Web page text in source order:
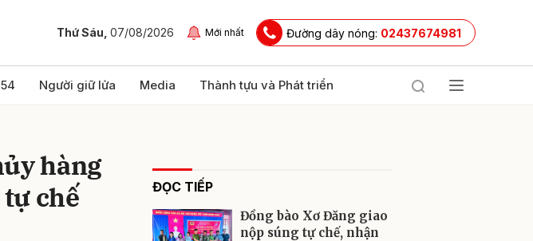
Thứ Sáu, 07/08/2026 Mới nhất Đường dây nóng: 02437674981
Người giữ lửa Media Thành tựu và Phát triển
hàng
chế
ĐỌC TIẾP
Đồng bào Xơ Đăng giao
nộp súng tự chế, nhận